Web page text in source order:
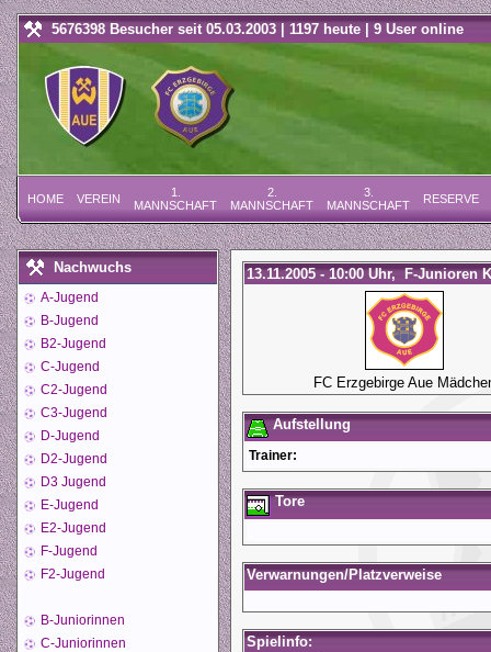
5676398 Besucher seit 05.03.2003 | 1197 heute | 9 User online
HOME VEREIN
1.
MANNSCHAFT
2.
MANNSCHAFT
3.
MANNSCHAFT
RESERVE
Nachwuchs
A-Jugend
B-Jugend
B2-Jugend
C-Jugend
C2-Jugend
C3-Jugend
D-Jugend
D2-Jugend
D3 Jugend
E-Jugend
E2-Jugend
F-Jugend
F2-Jugend
B-Juniorinnen
C-Juniorinnen
13.11.2005 - 10:00 Uhr, F-Junioren
FC Erzgebirge Aue
Aufstellung
Trainer:
Tore
Verwarnungen/Platzverweise
Spielinfo: